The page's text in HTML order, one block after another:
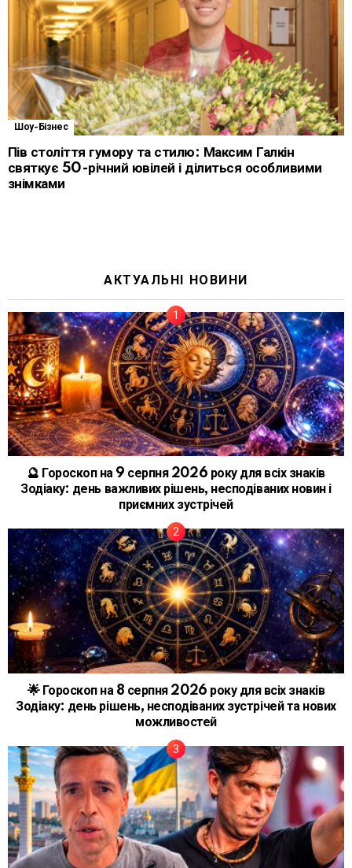
Шоу-Бізнес
Пів століття гумору та стилю: Максим Галкін
святкує 50-річний ювілей і ділиться особливими
знімками
АКТУАЛЬНІ НОВИНИ
🔮 Гороскоп на 9 серпня 2026 року для всіх знаків
Зодіаку: день важливих рішень, несподіваних новин і
приємних зустрічей
🌟 Гороскоп на 8 серпня 2026 року для всіх знаків
Зодіаку: день рішень, несподіваних зустрічей та нових
можливостей